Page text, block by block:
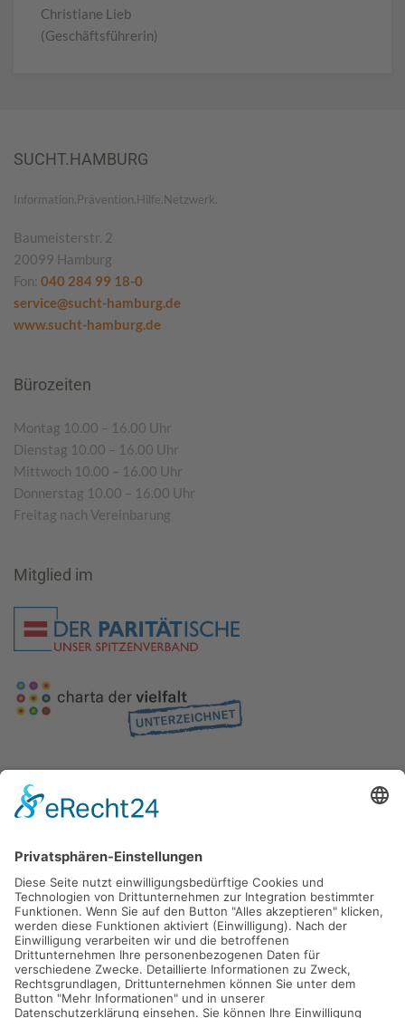
Christiane Lieb
(Geschäftsführerin)
SUCHT.HAMBURG
Information.Prävention.Hilfe.Netzwerk.
Baumeisterstr. 2
20099 Hamburg
Fon: 040 284 99 18-0
service@sucht-hamburg.de
www.sucht-hamburg.de
Bürozeiten
Montag 10.00 – 16.00 Uhr
Dienstag 10.00 – 16.00 Uhr
Mittwoch 10.00 – 16.00 Uhr
Donnerstag 10.00 – 16.00 Uhr
Freitag nach Vereinbarung
Mitglied im
Gefördert durch die
Freie und Hansestadt Hamburg